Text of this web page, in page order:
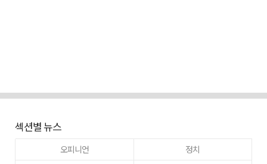
섹션별 뉴스
오피니언
정치